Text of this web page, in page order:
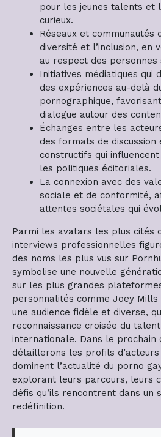
pour les jeunes talents et
curieux.
Réseaux et communautés
diversité et l’inclusion, en
au respect des
Initiatives médiatiques qui
des expériences au-delà
pornographique,
dialogue autour des
Échanges entre les
des formats de discussion
constructifs qui
les politiques éditoriales.
La connexion avec des
sociale et de conformité,
attentes sociétales qui
Parmi les avatars les plus cités
interviews professionnelles
des noms les plus vus sur
symbolise une nouvelle
sur les plus grandes
personnalités comme Joey
une audience fidèle et diverse,
reconnaissance croisée du
internationale. Dans le prochain
détaillerons les profils
dominent l’actualité du porno
explorant leurs parcours, leurs
défis qu’ils rencontrent dans un
redéfinition.